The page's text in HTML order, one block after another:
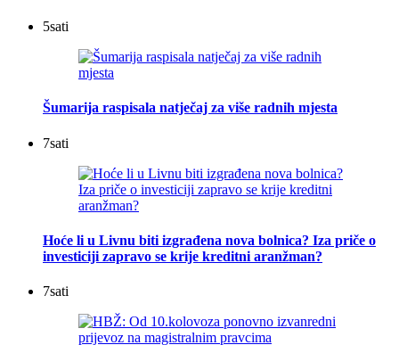
5sati
Šumarija raspisala natječaj za više radnih mjesta
7sati
Hoće li u Livnu biti izgrađena nova bolnica? Iza priče o
investiciji zapravo se krije kreditni aranžman?
7sati